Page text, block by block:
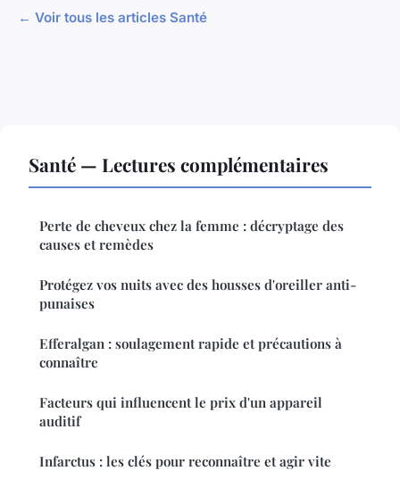
← Voir tous les articles Santé
Santé — Lectures complémentaires
Perte de cheveux chez la femme : décryptage des
causes et remèdes
Protégez vos nuits avec des housses d'oreiller anti-
punaises
Efferalgan : soulagement rapide et précautions à
connaître
Facteurs qui influencent le prix d'un appareil
auditif
Infarctus : les clés pour reconnaître et agir vite